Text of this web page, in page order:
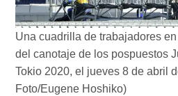
Una cuadrilla de trabajadores
del canotaje de los pospuestos
Tokio 2020, el jueves 8 de abril
Foto/Eugene Hoshiko)